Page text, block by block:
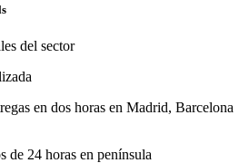
del sector
en dos horas en Madrid, Barcelona
de 24 horas en península